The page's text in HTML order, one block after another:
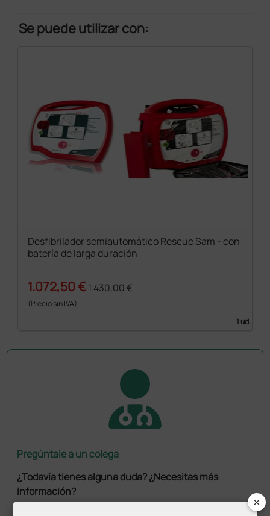
Se puede utilizar con:
Desfibrilador semiautomático Rescue Sam - con
batería de larga duración
1.072,50 €1.430,00 €
(Precio sin IVA)
1 ud.
Pregúntale a un colega
¿Todavía tienes alguna duda? ¿Necesitas más
información?
Envía ahora mismo tu pregunta a los colegas que ya
×